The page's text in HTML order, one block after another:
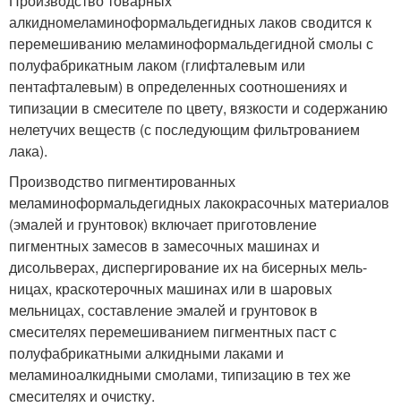
алкидномеламиноформальдегидных лаков сводится к
перемешиванию меламиноформальдегидной смолы с
полуфабрикатным лаком (глифталевым или
пентафталевым) в определенных соотношениях и
типизации в смесителе по цвету, вязкости и содержанию
нелетучих веществ (с последую­щим фильтрованием
лака).
Производство пигментированных
меламиноформальдегидных лакокрасочных материалов
(эмалей и грунтовок) включает приготовление
пигментных замесов в замесочных машинах и
дисольверах, диспергирование их на бисерных мель­
ницах, краскотерочных машинах или в шаровых
мельницах, составление эмалей и грунтовок в
смесителях перемешиванием пигментных паст с
полуфабрикатными алкидными лаками и
меламиноалкидными смолами, типизацию в тех же
смеси­телях и очистку.